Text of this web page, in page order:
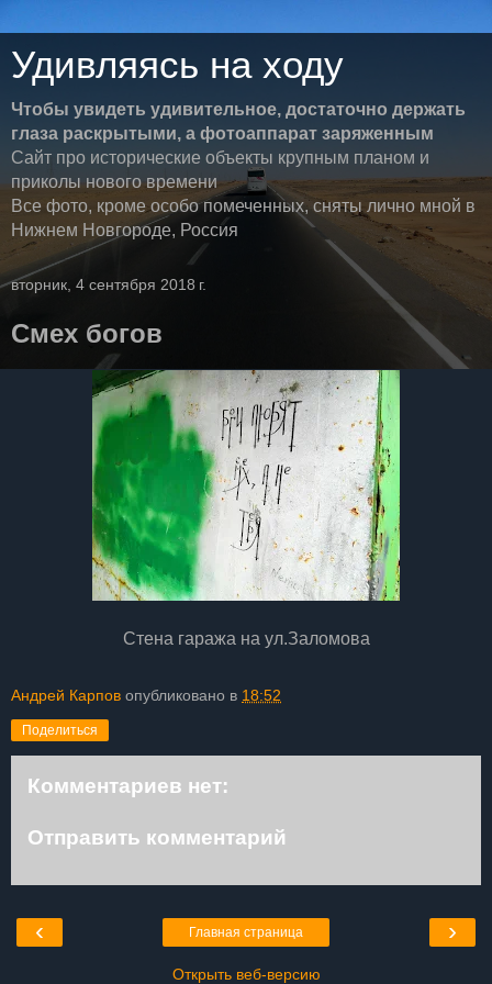
Удивляясь на ходу
Чтобы увидеть удивительное, достаточно держать
глаза раскрытыми, а фотоаппарат заряженным
Сайт про исторические объекты крупным планом и
приколы нового времени
Все фото, кроме особо помеченных, сняты лично мной в
Нижнем Новгороде, Россия
вторник, 4 сентября 2018 г.
Смех богов
Стена гаража на ул.Заломова
Андрей Карпов опубликовано в 18:52
Поделиться
Комментариев нет:
Отправить комментарий
‹ ›
Главная страница
Открыть веб-версию